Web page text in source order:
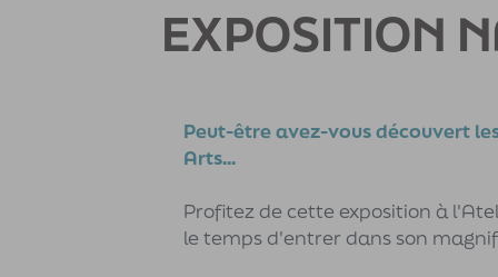
EXPOSITION
Peut-être avez-vous découvert
Arts...
Profitez de cette exposition à
le temps d'entrer dans son